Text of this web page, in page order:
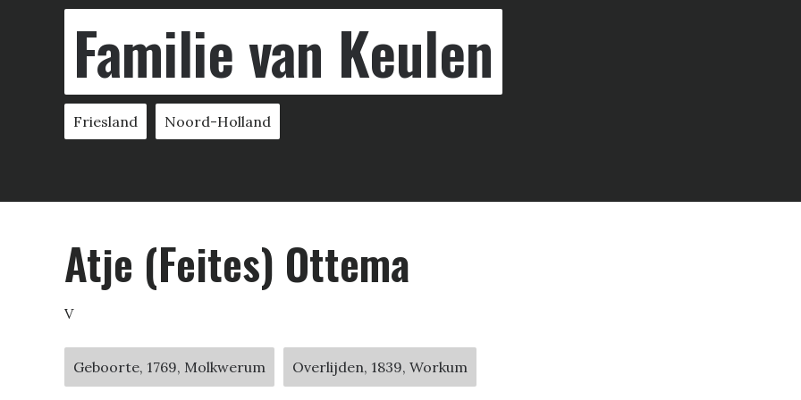
Familie van Keulen
Friesland Noord-Holland
Atje (Feites) Ottema
V
Geboorte, 1769, Molkwerum Overlijden, 1839, Workum